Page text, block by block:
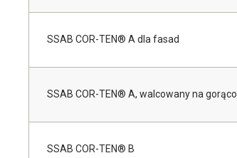
SSAB COR-TEN® A dla fasad
SSAB COR-TEN® A, walcowany na gorąco
SSAB COR-TEN® B